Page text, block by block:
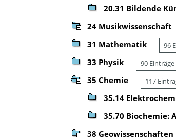
20.31 Bildende
24 Musikwissenschaft
31 Mathematik 96
33 Physik 90 Einträge
35 Chemie 117
35.14
35.70 Biochemie:
38 Geowissenschaften